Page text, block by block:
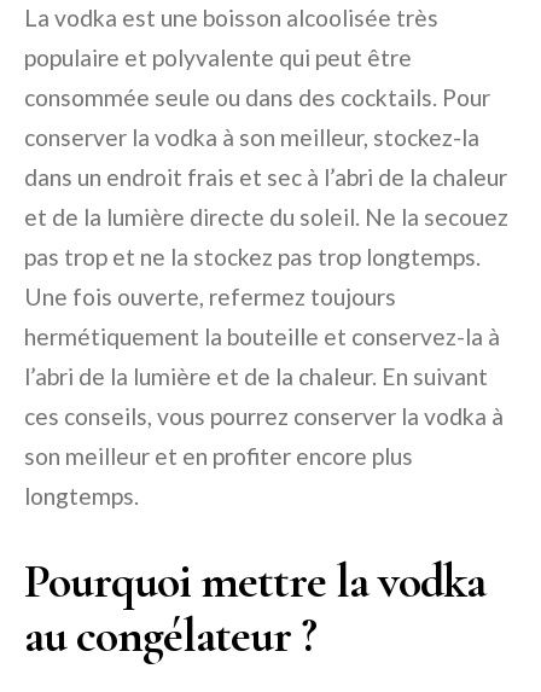
La vodka est une boisson alcoolisée très
populaire et polyvalente qui peut être
consommée seule ou dans des cocktails. Pour
conserver la vodka à son meilleur, stockez-la
dans un endroit frais et sec à l’abri de la chaleur
et de la lumière directe du soleil. Ne la secouez
pas trop et ne la stockez pas trop longtemps.
Une fois ouverte, refermez toujours
hermétiquement la bouteille et conservez-la à
l’abri de la lumière et de la chaleur. En suivant
ces conseils, vous pourrez conserver la vodka à
son meilleur et en profiter encore plus
longtemps.
Pourquoi mettre la vodka
au congélateur ?